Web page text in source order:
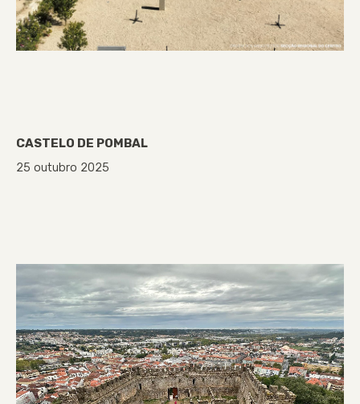
CASTELO DE POMBAL
25 outubro 2025